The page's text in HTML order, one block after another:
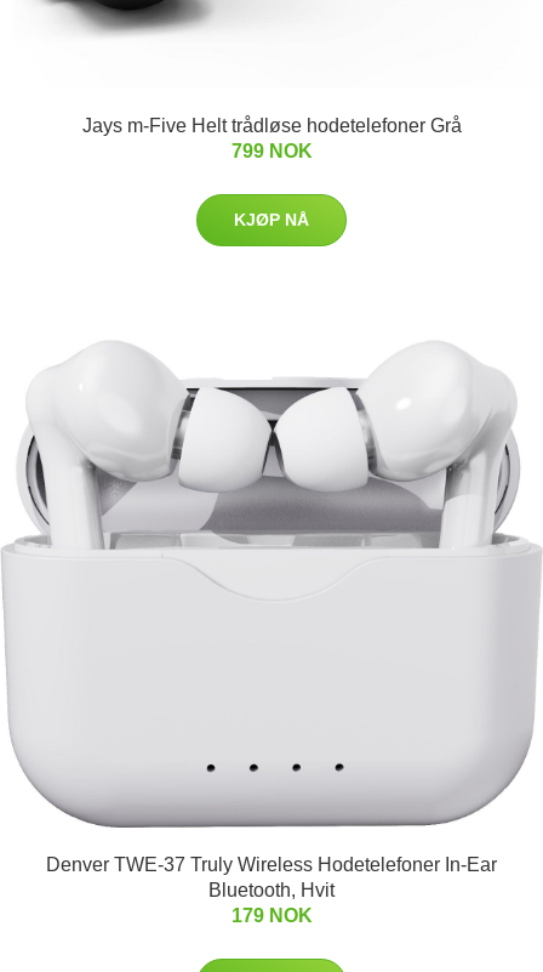
Jays m-Five Helt trådløse hodetelefoner Grå
799 NOK
KJØP NÅ
Denver TWE-37 Truly Wireless Hodetelefoner In-Ear
Bluetooth, Hvit
179 NOK